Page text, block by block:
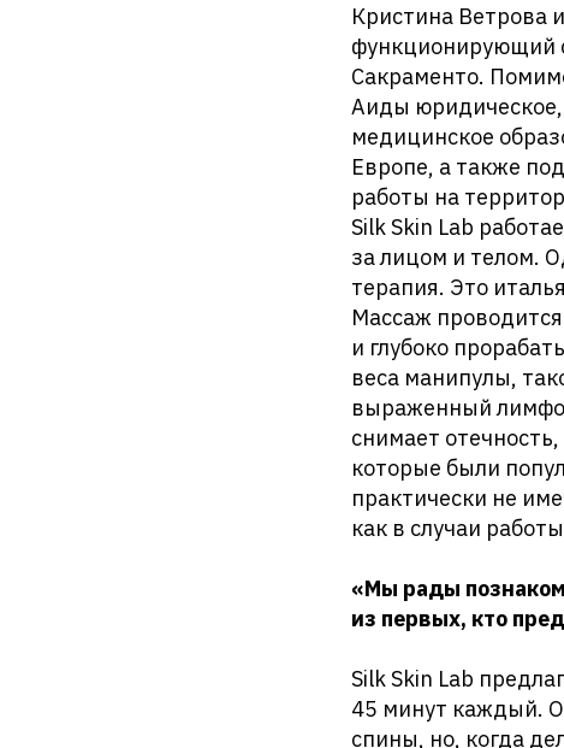
Кристина Ветрова
функционирующий
Сакраменто.
Аиды юридическое,
медицинское
Европе, а также
работы на
Silk Skin Lab
за лицом и телом.
терапия. Это
Массаж
и глубоко
веса манипулы,
выраженный
снимает
которые были
практически не
как в случаи
«Мы рады
из первых, кто
Silk Skin Lab
45 минут каждый.
спины, но, когда